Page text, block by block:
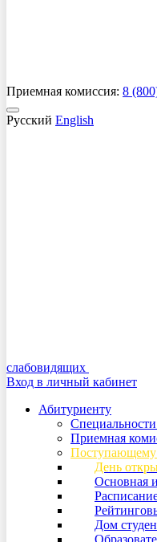
Приемная комиссия: 8
Русский English
слабовидящих
Вход в личный кабинет
Абитуриенту
Приемная
Поступающему
День
Основная
Дом